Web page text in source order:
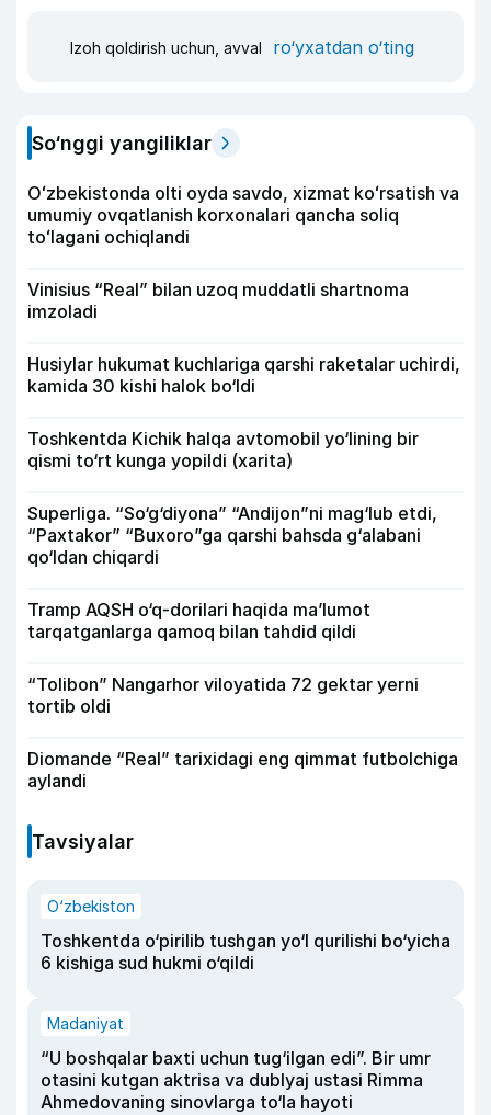
Izoh qoldirish uchun, avval ro‘yxatdan o‘ting
So‘nggi yangiliklar
Oʻzbekistonda olti oyda savdo, xizmat koʻrsatish va
umumiy ovqatlanish korxonalari qancha soliq
toʻlagani ochiqlandi
Vinisius “Real” bilan uzoq muddatli shartnoma
imzoladi
Husiylar hukumat kuchlariga qarshi raketalar uchirdi,
kamida 30 kishi halok bo‘ldi
Toshkentda Kichik halqa avtomobil yo‘lining bir
qismi to‘rt kunga yopildi (xarita)
Superliga. “So‘g‘diyona” “Andijon”ni mag‘lub etdi,
“Paxtakor” “Buxoro”ga qarshi bahsda g‘alabani
qo‘ldan chiqardi
Tramp AQSH o‘q-dorilari haqida ma’lumot
tarqatganlarga qamoq bilan tahdid qildi
“Tolibon” Nangarhor viloyatida 72 gektar yerni
tortib oldi
Diomande “Real” tarixidagi eng qimmat futbolchiga
aylandi
Tavsiyalar
O‘zbekiston
Toshkentda o‘pirilib tushgan yo‘l qurilishi bo‘yicha
6 kishiga sud hukmi o‘qildi
Madaniyat
“U boshqalar baxti uchun tug‘ilgan edi”. Bir umr
otasini kutgan aktrisa va dublyaj ustasi Rimma
Ahmedovaning sinovlarga to‘la hayoti